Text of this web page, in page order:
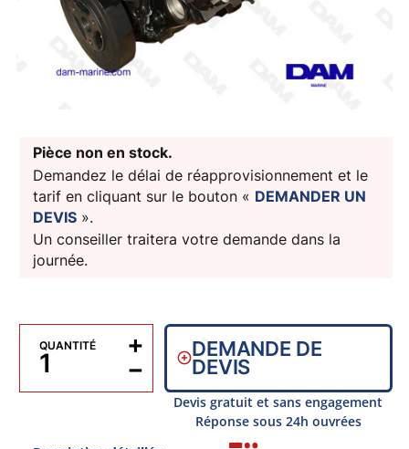
Pièce non en stock.
Demandez le délai de réapprovisionnement et le
tarif en cliquant sur le bouton « DEMANDER UN
DEVIS».
Un conseiller traitera votre demande dans la
journée.
QUANTITÉ
−
+ DEMANDE DE
DEVIS
Devis gratuit et sans engagement
Réponse sous 24h ouvrées